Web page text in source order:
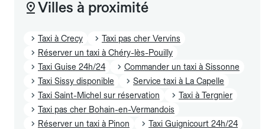
Villes à proximité
Taxi à Crecy
Taxi pas cher Vervins
Réserver un taxi à Chéry-lès-Pouilly
Taxi Guise 24h/24
Commander un taxi à Sissonne
Taxi Sissy disponible
Service taxi à La Capelle
Taxi Saint-Michel sur réservation
Taxi à Tergnier
Taxi pas cher Bohain-en-Vermandois
Réserver un taxi à Pinon
Taxi Guignicourt 24h/24